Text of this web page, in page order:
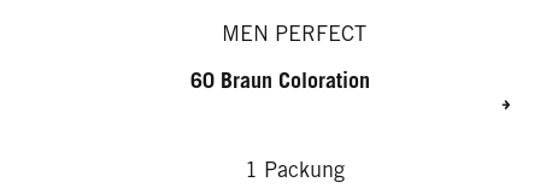
MEN PERFECT
60 Braun Coloration
1 Packung